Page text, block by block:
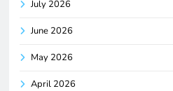
July 2026
June 2026
May 2026
April 2026